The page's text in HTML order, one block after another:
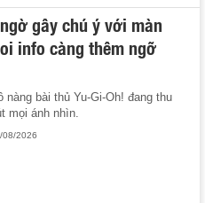
gây chú ý với màn
info càng thêm ngỡ
nàng bài thủ Yu-Gi-Oh! đang thu
mọi ánh nhìn.
08/2026